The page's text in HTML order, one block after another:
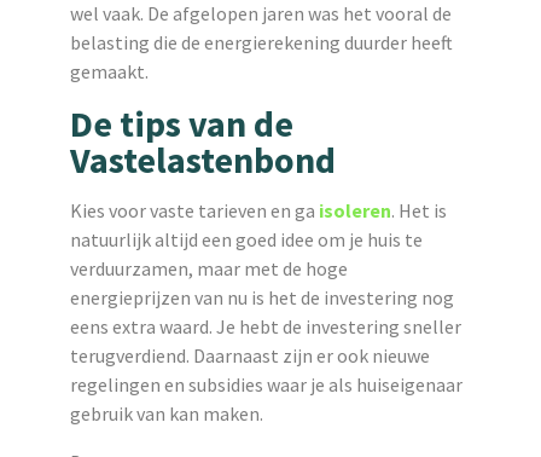
wel vaak. De afgelopen jaren was het vooral de
belasting die de energierekening duurder heeft
gemaakt.
De tips van de
Vastelastenbond
Kies voor vaste tarieven en ga isoleren. Het is
natuurlijk altijd een goed idee om je huis te
verduurzamen, maar met de hoge
energieprijzen van nu is het de investering nog
eens extra waard. Je hebt de investering sneller
terugverdiend. Daarnaast zijn er ook nieuwe
regelingen en subsidies waar je als huiseigenaar
gebruik van kan maken.